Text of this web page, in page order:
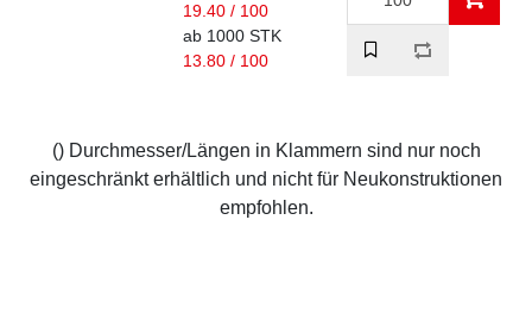
19.40 / 100
ab 1000 STK
13.80 / 100
() Durchmesser/Längen in Klammern sind nur noch
eingeschränkt erhältlich und nicht für Neukonstruktionen
empfohlen.